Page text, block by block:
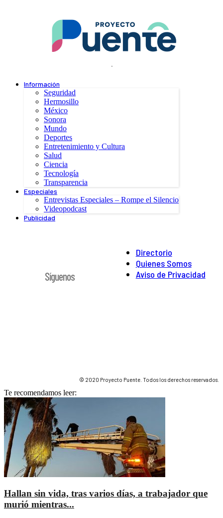
.
Información
Seguridad
Hermosillo
México
Sonora
Mundo
Deportes
Entretenimiento y Cultura
Salud
Ciencia
Tecnología
Transparencia
Especiales
Entrevistas Especiales – Rompe el Silencio
Videopodcast
Publicidad
Directorio
Quienes Somos
Aviso de Privacidad
Síguenos
© 2020 Proyecto Puente. Todos los derechos reservados.
Te recomendamos leer:
Hallan sin vida, tras varios días, a trabajador que
murió mientras...